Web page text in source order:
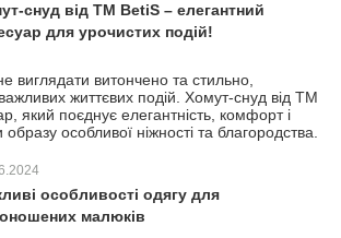
снуд від TM BetiS – елегантний
для урочистих подій!
виглядати витончено та стильно,
життєвих подій. Хомут-снуд від TM
який поєднує елегантність, комфорт і
особливої ніжності та благородства.
особливості одягу для
малюків